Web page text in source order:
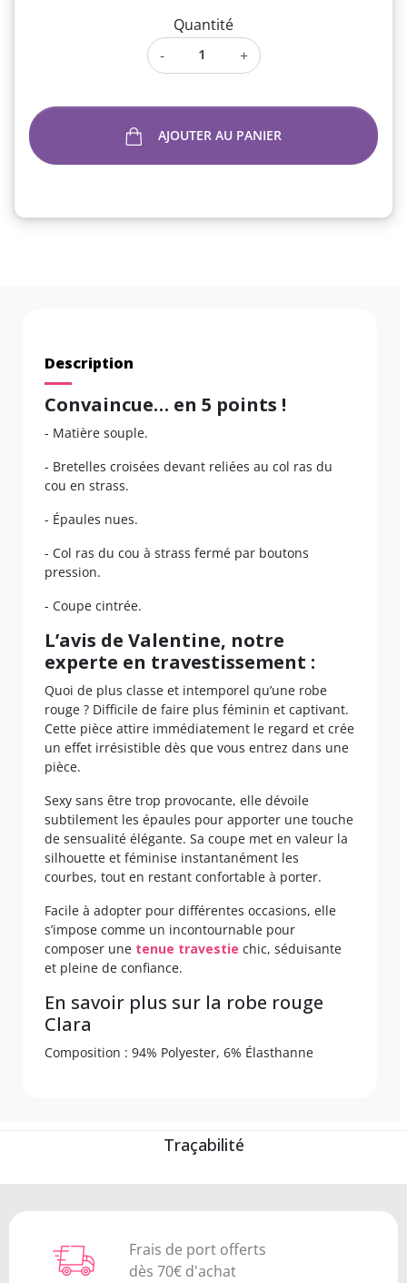
Quantité
-
+
AJOUTER AU PANIER
Description
Convaincue… en 5 points !
- Matière souple.
- Bretelles croisées devant reliées au col ras du
cou en strass.
- Épaules nues.
- Col ras du cou à strass fermé par boutons
pression.
- Coupe cintrée.
L’avis de Valentine, notre
experte en travestissement :
Quoi de plus classe et intemporel qu’une robe
rouge ? Difficile de faire plus féminin et captivant.
Cette pièce attire immédiatement le regard et crée
un effet irrésistible dès que vous entrez dans une
pièce.
Sexy sans être trop provocante, elle dévoile
subtilement les épaules pour apporter une touche
de sensualité élégante. Sa coupe met en valeur la
silhouette et féminise instantanément les
courbes, tout en restant confortable à porter.
Facile à adopter pour différentes occasions, elle
s’impose comme un incontournable pour
composer une tenue travestie chic, séduisante
et pleine de confiance.
En savoir plus sur la robe rouge
Clara
Composition : 94% Polyester, 6% Élasthanne
Traçabilité
Frais de port offerts
dès 70€ d'achat